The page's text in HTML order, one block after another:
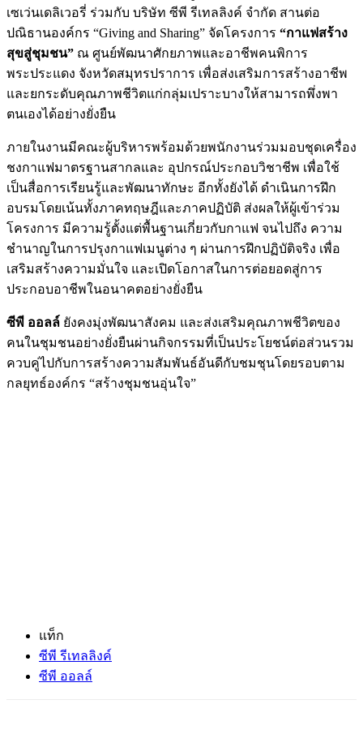
เซเว่นเดลิเวอรี่ ร่วมกับ บริษัท ซีพี รีเทลลิงค์ จำกัด สานต่อ
ปณิธานองค์กร “Giving and Sharing” จัดโครงการ “กาแฟสร้าง
สุขสู่ชุมชน” ณ ศูนย์พัฒนาศักยภาพและอาชีพคนพิการ
พระประแดง จังหวัดสมุทรปราการ เพื่อส่งเสริมการสร้างอาชีพ
และยกระดับคุณภาพชีวิตแก่กลุ่มเปราะบางให้สามารถพึ่งพา
ตนเองได้อย่างยั่งยืน
ภายในงานมีคณะผู้บริหารพร้อมด้วยพนักงานร่วมมอบชุดเครื่อง
ชงกาแฟมาตรฐานสากลและ อุปกรณ์ประกอบวิชาชีพ เพื่อใช้
เป็นสื่อการเรียนรู้และพัฒนาทักษะ อีกทั้งยังได้ ดำเนินการฝึก
อบรมโดยเน้นทั้งภาคทฤษฎีและภาคปฏิบัติ ส่งผลให้ผู้เข้าร่วม
โครงการ มีความรู้ตั้งแต่พื้นฐานเกี่ยวกับกาแฟ จนไปถึง ความ
ชำนาญในการปรุงกาแฟเมนูต่าง ๆ ผ่านการฝึกปฏิบัติจริง เพื่อ
เสริมสร้างความมั่นใจ และเปิดโอกาสในการต่อยอดสู่การ
ประกอบอาชีพในอนาคตอย่างยั่งยืน
ซีพี ออลล์ ยังคงมุ่งพัฒนาสังคม และส่งเสริมคุณภาพชีวิตของ
คนในชุมชนอย่างยั่งยืนผ่านกิจกรรมที่เป็นประโยชน์ต่อส่วนรวม
ควบคู่ไปกับการสร้างความสัมพันธ์อันดีกับชมชุนโดยรอบตาม
กลยุทธ์องค์กร “สร้างชุมชนอุ่นใจ”
แท็ก
ซีพี รีเทลลิงค์
ซีพี ออลล์